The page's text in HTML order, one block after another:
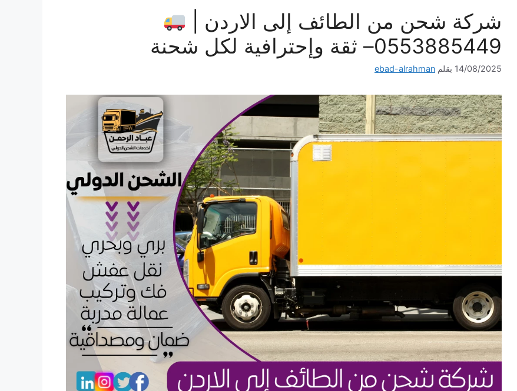
شركة شحن من الطائف إلى الاردن |
0553885449– ثقة وإحترافية لكل شحنة
14/08/2025 بقلم ebad-alrahman